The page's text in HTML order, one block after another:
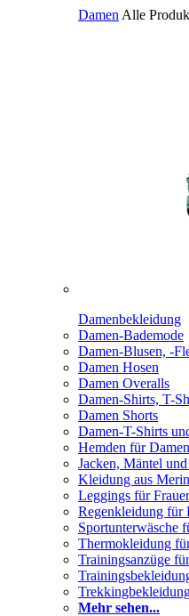
Damen Alle
Damenbekleidung
Damen-Bademode
Damen-Blusen, -
Damen Hosen
Damen Overalls
Damen-Shirts, T-
Damen Shorts
Damen-T-Shirts
Hemden für Damen
Jacken, Mäntel
Kleidung aus
Leggings für
Regenkleidung für
Sportunterwäsche
Thermokleidung
Trainingsanzüge
Mehr sehen...